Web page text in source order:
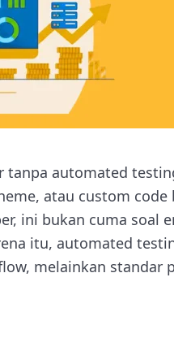
tanpa automated
atau custom code
ini bukan cuma soal
itu, automated
melainkan standar